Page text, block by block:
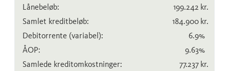
Lånebeløb: 199.242 kr.
Samlet kreditbeløb:
184.900 kr.
Debitorrente (variabel): 6.9%
ÅOP:
9.63%
Samlede kreditomkostninger:
77.237 kr.